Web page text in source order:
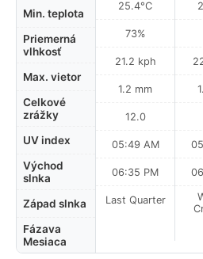
Min. teplota
Priemerná
vlhkosť
Max. vietor
Celkové
zrážky
UV index
Východ
slnka
Západ slnka
Fázava
Mesiaca
25.4°C
73%
21.2 kph
1.2 mm
12.0
05:49 AM
06:35 PM
Last Quarter